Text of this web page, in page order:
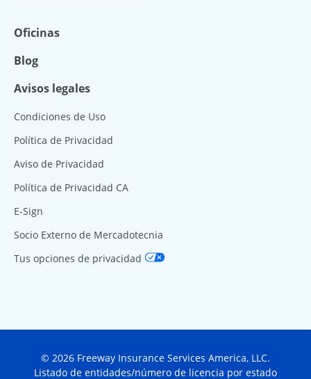
Oficinas
Blog
Avisos legales
Condiciones de Uso
Política de Privacidad
Aviso de Privacidad
Política de Privacidad CA
E-Sign
Socio Externo de Mercadotecnia
Tus opciones de privacidad
© 2026 Freeway Insurance Services America, LLC.
Listado de entidades/número de licencia por estado